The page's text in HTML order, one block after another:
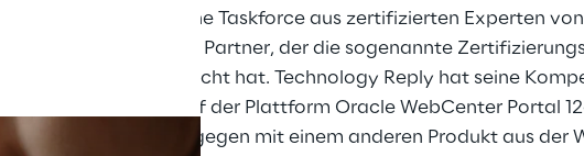
Architektur wurde eine Taskforce aus zertifizierten Experten
ersten italienischen Partner, der die sogenannte
Platinum Partner erreicht hat. Technology Reply hat seine
des Portals auf der Plattform Oracle WebCenter Portal
erfolgt dagegen mit einem anderen Produkt aus der